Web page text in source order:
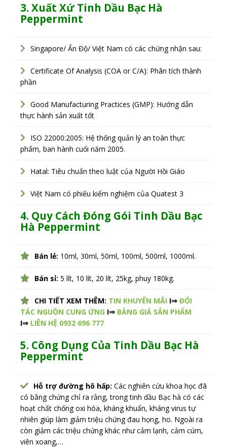
3. Xuất Xứ Tinh Dầu Bạc Hà
Peppermint
Singapore/ Ấn Độ/ Việt Nam có các chứng nhận sau:
Certificate Of Analysis (COA or C/A): Phân tích thành
phần
Good Manufacturing Practices (GMP): Hướng dẫn
thực hành sản xuất tốt
ISO 22000:2005: Hệ thống quản lý an toàn thực
phẩm, ban hành cuối năm 2005.
Hatal: Tiêu chuẩn theo luật của Người Hồi Giáo
Việt Nam có phiếu kiểm nghiệm của Quatest 3
4. Quy Cách Đóng Gói Tinh Dầu Bạc
Hà Peppermint
Bán lẻ: 10ml, 30ml, 50ml, 100ml, 500ml, 1000ml.
Bán sỉ: 5 lít, 10 lít, 20 lít, 25kg, phuy 180kg.
CHI TIẾT XEM THÊM: TIN KHUYẾN MÃI I⇒ ĐỐI
TÁC NGUỒN CUNG ỨNG I⇒ BẢNG GIÁ SẢN PHẨM
I⇒ LIÊN HỆ 0932 696 777
5. Công Dụng Của Tinh Dầu Bạc Hà
Peppermint
Hỗ trợ đường hô hấp: Các nghiên cứu khoa học đã
có bằng chứng chỉ ra rằng, trong tinh dầu Bạc hà có các
hoạt chất chống oxi hóa, kháng khuẩn, kháng virus tự
nhiên giúp làm giảm triệu chứng đau họng, ho. Ngoài ra
còn giảm các triệu chứng khác như cảm lạnh, cảm cúm,
viên xoang,…